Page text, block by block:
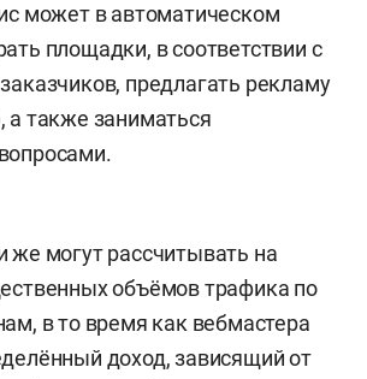
может в автоматическом
площадки, в соответствии с
предлагать рекламу
также заниматься
же могут рассчитывать на
объёмов трафика по
в то время как вебмастера
доход, зависящий от